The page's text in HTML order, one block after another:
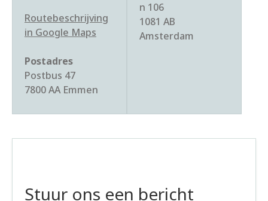
Routebeschrijving
in Google Maps
Postadres
Postbus 47
7800 AA Emmen
n 106
1081 AB
Amsterdam
Stuur ons een bericht